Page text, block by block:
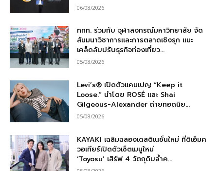
06/08/2026
ททท. ร่วมกับ จุฬาลงกรณ์มหาวิทยาลัย จัด
สัมมนาวิชาการและการตลาดเชิงรุก แนะ
เคล็ดลับปรับธุรกิจท่องเที่ยว...
05/08/2026
Levi’s® เปิดตัวแคมเปญ “Keep it
Loose.” นำโดย ROSÉ และ Shai
Gilgeous-Alexander ถ่ายทอดนิย...
05/08/2026
KAYAKI เฉลิมฉลองเดสติเนชั่นใหม่ ที่ดิเอ็มค
วอเทียร์เปิดตัวเซ็ตเมนูใหม่
‘Toyosu’ เสิร์ฟ 4 วัตถุดิบล้ำค...